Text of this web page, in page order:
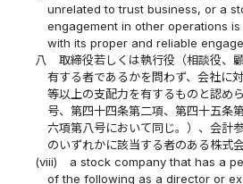
unrelated to trust business, or a
engagement in other operations
with its proper and reliable
八
取締役若しくは執行役（相談役、
有する者であるかを問わず、会社に
等以上の支配力を有するものと認め
号、第四十四条第二項、第四十五条
六項第八号において同じ。）、会計
のいずれかに該当する者のある株式
(viii)
a stock company that has a
of the following as a director or